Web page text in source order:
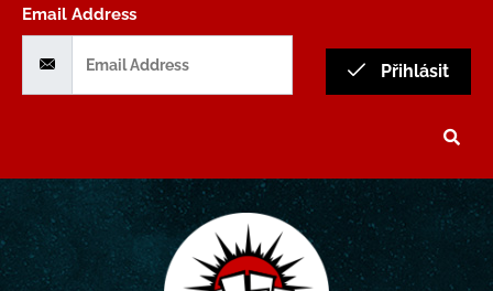
Email Address
Přihlásit